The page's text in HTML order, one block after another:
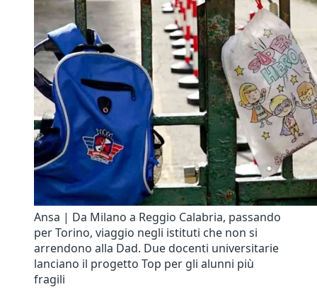
Ansa | Da Milano a Reggio Calabria, passando
per Torino, viaggio negli istituti che non si
arrendono alla Dad. Due docenti universitarie
lanciano il progetto Top per gli alunni più
fragili